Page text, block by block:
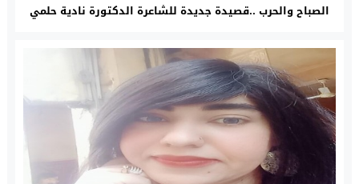
الصباح والحرب ..قصيدة جديدة للشاعرة الدكتورة نادية حلمي